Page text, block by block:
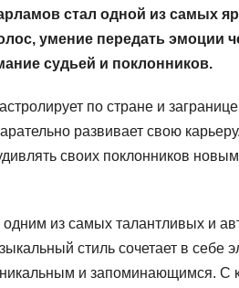
стал одной из самых
умение передать эмоции
судьей и поклонников.
по стране и
развивает свою
своих поклонников
одним из самых талантливых и
стиль сочетает в себе
и запоминающимся.